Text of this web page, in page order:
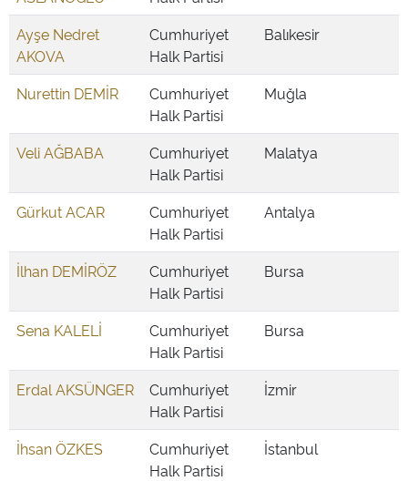
Ayşe Nedret
AKOVA
Cumhuriyet
Halk Partisi
Balıkesir
Nurettin DEMİR
Cumhuriyet
Halk Partisi
Muğla
Veli AĞBABA
Cumhuriyet
Halk Partisi
Malatya
Gürkut ACAR
Cumhuriyet
Halk Partisi
Antalya
İlhan DEMİRÖZ
Cumhuriyet
Halk Partisi
Bursa
Sena KALELİ
Cumhuriyet
Halk Partisi
Bursa
Erdal AKSÜNGER
Cumhuriyet
Halk Partisi
İzmir
İhsan ÖZKES
Cumhuriyet
Halk Partisi
İstanbul